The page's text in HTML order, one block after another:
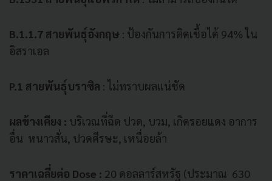
B.1.1.7 สายพันธุ์อังกฤษ : ป้องกันการติดเชื้อได้ 94% ใน
อิสราเอล
P.1 สายพันธุ์บราซิล : ไม่ทราบผลแน่ชัด
ผลข้างเคียง : บริเวณที่ฉีด ปวด, บวม, เกิดรอยแดง อาการ
อื่น หนาวสั่น, ปวดศีรษะ, เหนื่อยล้า
ราคาเฉลี่ยต่อ Dose : 20 ดอลลาร์สหรัฐ (ประมาณ 630